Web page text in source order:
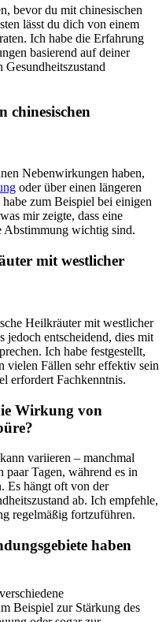
bevor du mit chinesischen
lässt du dich⁤ von einem
Ich habe die Erfahrung
basierend auf deiner
‍chinesischen
⁢Nebenwirkungen haben,
oder über einen längeren
zum Beispiel bei einigen
mir zeigte, dass eine
​Abstimmung wichtig sind.
mit westlicher‍
Heilkräuter mit⁣ westlicher
jedoch entscheidend,⁢ dies mit
Ich habe‍ festgestellt,
vielen Fällen sehr effektiv ​sein
​erfordert Fachkenntnis.
Wirkung von
‍variieren – manchmal
Tagen, während es in
Es⁢ hängt oft von der
ab.‍ Ich empfehle,
regelmäßig fortzuführen.
haben
Beispiel zur Stärkung des